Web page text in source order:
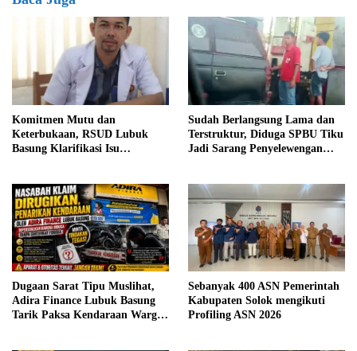
Komitmen Mutu dan
Keterbukaan, RSUD Lubuk
Basung Klarifikasi Isu
Sudah Berlangsung Lama dan
Terstruktur, Diduga SPBU Tiku
Jadi Sarang Penyelewengan
Dugaan Sarat Tipu Muslihat,
Adira Finance Lubuk Basung
Tarik Paksa Kendaraan Warga
Sebanyak 400 ASN Pemerintah
Kabupaten Solok mengikuti
Profiling ASN 2026